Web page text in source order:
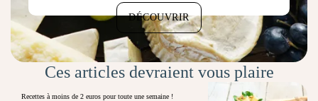
DÉCOUVRIR
Ces articles devraient vous plaire
Recettes à moins de 2 euros pour toute une semaine !